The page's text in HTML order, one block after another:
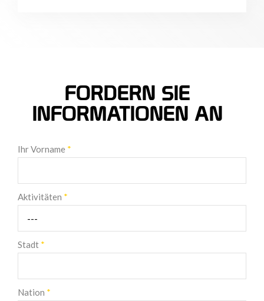
FORDERN SIE
INFORMATIONEN AN
Ihr Vorname *
Aktivitäten *
Stadt *
Nation *